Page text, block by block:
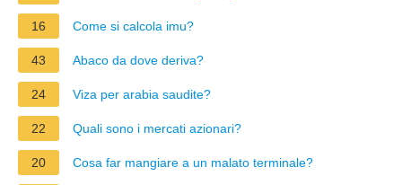
16 Come si calcola imu?
43 Abaco da dove deriva?
24 Viza per arabia saudite?
22 Quali sono i mercati azionari?
20 Cosa far mangiare a un malato terminale?